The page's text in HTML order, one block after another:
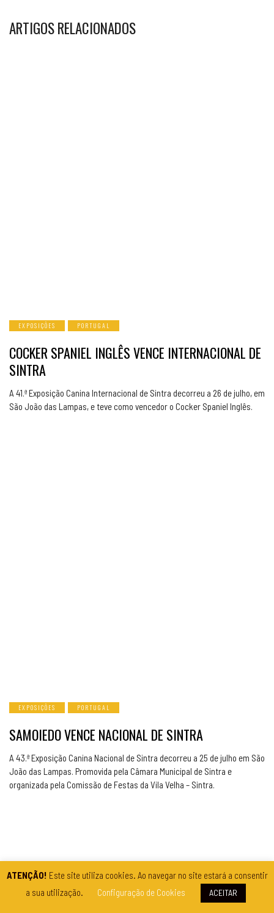
ARTIGOS RELACIONADOS
EXPOSIÇÕES PORTUGAL
COCKER SPANIEL INGLÊS VENCE INTERNACIONAL DE
SINTRA
A 41.ª Exposição Canina Internacional de Sintra decorreu a 26 de julho, em
São João das Lampas, e teve como vencedor o Cocker Spaniel Inglês.
EXPOSIÇÕES PORTUGAL
SAMOIEDO VENCE NACIONAL DE SINTRA
A 43.ª Exposição Canina Nacional de Sintra decorreu a 25 de julho em São
João das Lampas. Promovida pela Câmara Municipal de Sintra e
organizada pela Comissão de Festas da Vila Velha – Sintra.
ATENÇÃO! Este site utiliza cookies. Ao navegar no site estará a consentir
a sua utilização.
Configuração de Cookies ACEITAR